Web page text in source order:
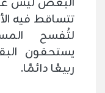
تتساقط فيه
لتُفسح
يستحقون
ربيعًا دائمًا.